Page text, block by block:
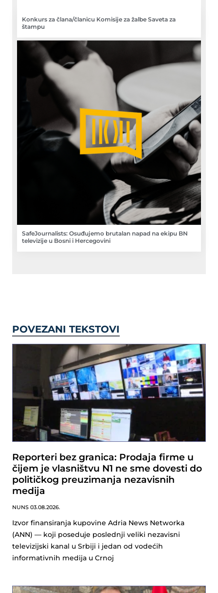
Konkurs za člana/članicu Komisije za žalbe Saveta za
štampu
SafeJournalists: Osuđujemo brutalan napad na ekipu BN
televizije u Bosni i Hercegovini
POVEZANI TEKSTOVI
Reporteri bez granica: Prodaja firme u
čijem je vlasništvu N1 ne sme dovesti do
političkog preuzimanja nezavisnih
medija
NUNS 03.08.2026.
Izvor finansiranja kupovine Adria News Networka
(ANN) — koji poseduje poslednji veliki nezavisni
televizijski kanal u Srbiji i jedan od vodećih
informativnih medija u Crnoj